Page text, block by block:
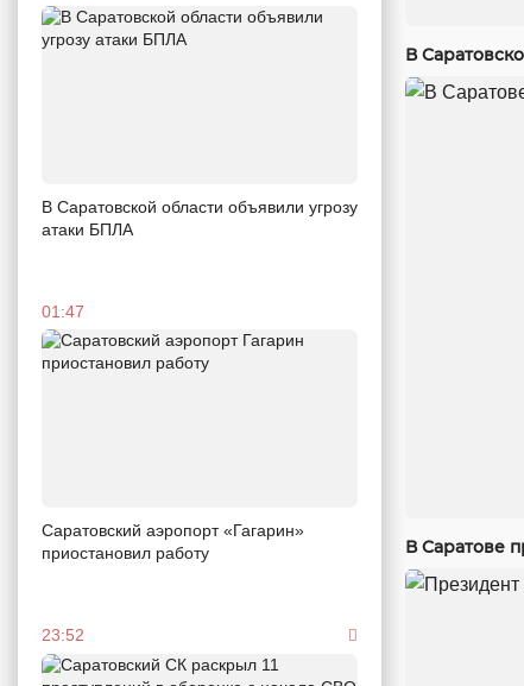
В Саратовской области объявили угрозу
атаки БПЛА
01:47
Саратовский аэропорт «Гагарин»
приостановил работу
23:52
В
В Саратове